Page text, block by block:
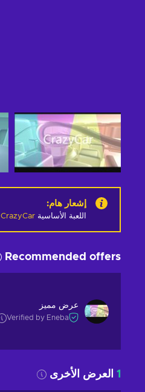
إشعار هام:
اللعبة الأساسية CrazyCar
Recommended offers
عرض مميز
Verified by Eneba
1 العرض الأخرى